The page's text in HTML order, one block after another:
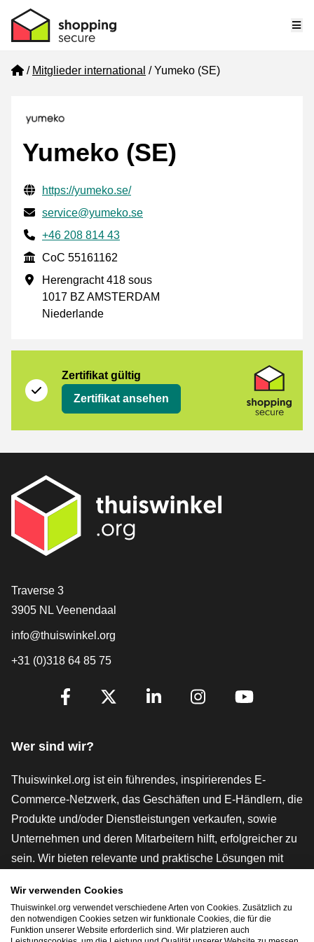
Home
Mitglieder international Yumeko (SE)
Yumeko (SE)
Geprüfte Kontaktinformationen
Website URL
https://yumeko.se/
E-mail
service@yumeko.se
Phone number
+46 208 814 43
CoC
CoC 55161162
Geschäftsadresse
Herengracht 418 sous
1017 BZ AMSTERDAM
Niederlande
Zertifikat gültig
Zertifikat ansehen
[_General:Contact]
Traverse 3
3905 NL Veenendaal
info@thuiswinkel.org
+31 (0)318 64 85 75
[_General:SocialMediaTitle]
Wer sind wir?
Thuiswinkel.org ist ein führendes, inspirierendes E-
Commerce-Netzwerk, das Geschäften und E-Händlern, die
Produkte und/oder Dienstleistungen verkaufen, sowie
Unternehmen und deren Mitarbeitern hilft, erfolgreicher zu
sein. Wir bieten relevante und praktische Lösungen mit
rechtlichen Instrumenten und Beratung,
Interessenvertretung, Marktforschung und verfügen über
eine eigene Bildungsplattform, die Thuiswinkel e-
Wir verwenden Cookies
Thuiswinkel.org verwendet verschiedene Arten von Cookies. Zusätzlich zu
den notwendigen Cookies setzen wir funktionale Cookies, die für die
Funktion unserer Website erforderlich sind. Wir platzieren auch